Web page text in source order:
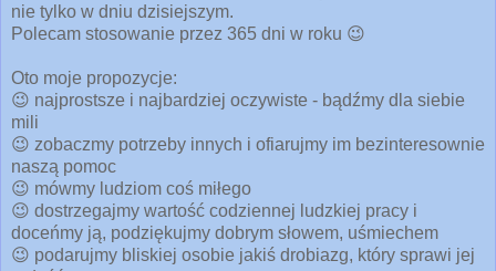
nie tylko w dniu dzisiejszym.
Polecam stosowanie przez 365 dni w roku 😉
Oto moje propozycje:
😉 najprostsze i najbardziej oczywiste - bądźmy dla siebie
mili
😉 zobaczmy potrzeby innych i ofiarujmy im bezinteresownie
naszą pomoc
😉 mówmy ludziom coś miłego
😉 dostrzegajmy wartość codziennej ludzkiej pracy i
doceńmy ją, podziękujmy dobrym słowem, uśmiechem
😉 podarujmy bliskiej osobie jakiś drobiazg, który sprawi jej